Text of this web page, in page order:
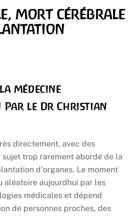
mort cérébrale
médecine
Par le Dr Christian
directement, avec des
sujet trop rarement abordé de la
d’organes. Le moment
aujourdhui par les
médicales et dépend
de personnes proches, des